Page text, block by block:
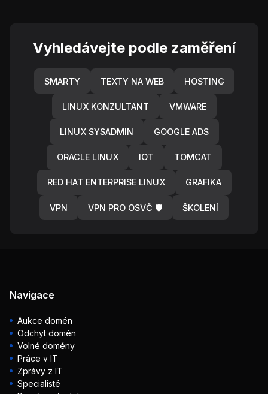
Vyhledávejte podle zaměření
SMARTY TEXTY NA WEB HOSTING
LINUX KONZULTANT VMWARE
LINUX SYSADMIN GOOGLE ADS
ORACLE LINUX IOT TOMCAT
RED HAT ENTERPRISE LINUX GRAFIKA
VPN VPN PRO OSVČ 🛡️ ŠKOLENÍ
Navigace
Aukce domén
Odchyt domén
Volné domény
Práce v IT
Zprávy z IT
Specialisté